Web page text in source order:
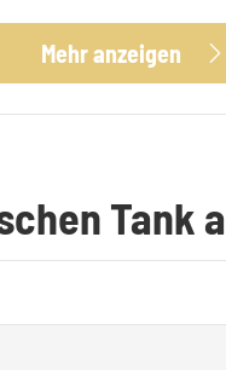
Mehr anzeigen 
Tank